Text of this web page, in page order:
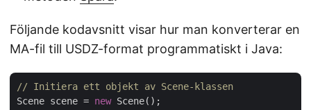
Följande kodavsnitt visar hur man konverterar en
MA-fil till USDZ-format programmatiskt i Java:
// Initiera ett objekt av Scene-klassen
Scene scene = new Scene();